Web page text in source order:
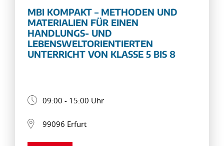
MBI KOMPAKT – METHODEN UND
MATERIALIEN FÜR EINEN
HANDLUNGS- UND
LEBENSWELTORIENTIERTEN
UNTERRICHT VON KLASSE 5 BIS 8
09:00 - 15:00 Uhr
99096 Erfurt